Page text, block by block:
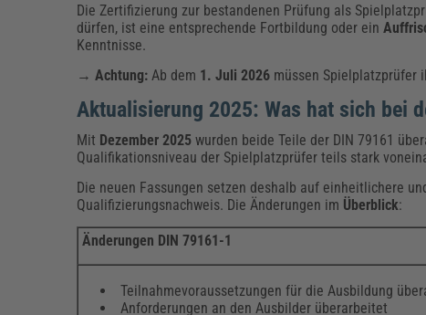
Die Zertifizierung zur bestandenen Prüfung als
dürfen, ist eine entsprechende Fortbildung oder ein
Kenntnisse.
→ Achtung: Ab dem 1. Juli 2026 müssen Spielplatzprüfer
Aktualisierung 2025: Was hat sich bei
Mit Dezember 2025 wurden beide Teile der DIN 79161
Qualifikationsniveau der Spielplatzprüfer teils stark
Die neuen Fassungen setzen deshalb auf einheitlichere
Qualifizierungsnachweis. Die Änderungen im Überblick:
Änderungen DIN 79161-1
Teilnahmevoraussetzungen für die Ausbildung
Anforderungen an den Ausbilder überarbeitet